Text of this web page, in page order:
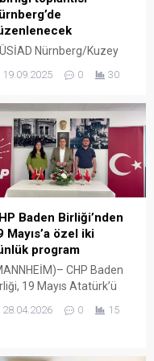
Nürnberg/Kuzey
organizasyonuyla,
ve toplum
bir araya
“Wirtschaft im
(WiD)” toplantısı
Toplantı, 23-
Eylül tarihlerinde açılacak
Pack 2025 fuarı
gerçekleşecek.
toplantının amacının
konuları farklı
açılarıyla ele almak,
zorluklar ve fırsatlar
bilgi...
19.09.2025 0 30
Baden Birliği’nden
Mayıs’a özel iki
program
CHP Baden
19 Mayıs Atatürk’ü
kapsamında
28.04.2026 0 15